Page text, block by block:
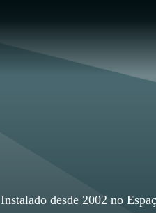
Instalado desde 2002 no